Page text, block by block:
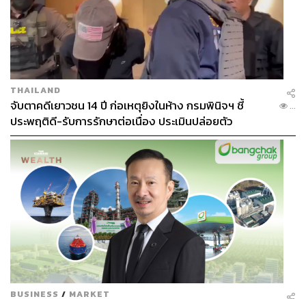
THAILAND
จับตาคดีเยาวชน 14 ปี ก่อเหตุยิงในห้าง กรมพินิจฯ ชี้
ประพฤติดี-รับการรักษาต่อเนื่อง ประเมินปล่อยตัว
...
BUSINESS / MARKET